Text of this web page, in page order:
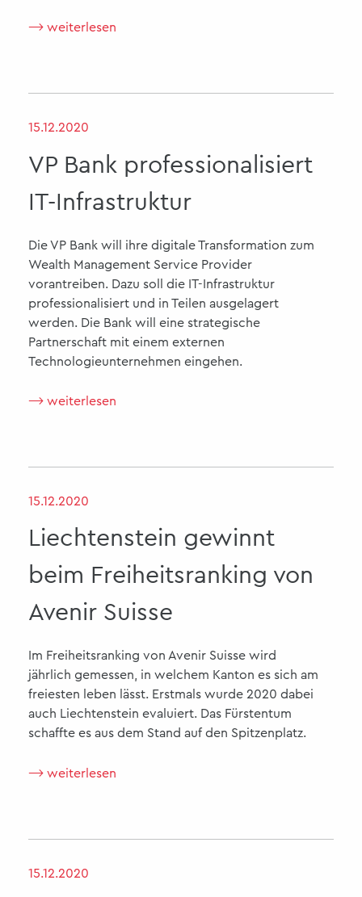
⟶ weiterlesen
15.12.2020
VP Bank professionalisiert
IT-Infrastruktur
Die VP Bank will ihre digitale Transformation zum
Wealth Management Service Provider
vorantreiben. Dazu soll die IT-Infrastruktur
professionalisiert und in Teilen ausgelagert
werden. Die Bank will eine strategische
Partnerschaft mit einem externen
Technologieunternehmen eingehen.
⟶ weiterlesen
15.12.2020
Liechtenstein gewinnt
beim Freiheitsranking von
Avenir Suisse
Im Freiheitsranking von Avenir Suisse wird
jährlich gemessen, in welchem Kanton es sich am
freiesten leben lässt. Erstmals wurde 2020 dabei
auch Liechtenstein evaluiert. Das Fürstentum
schaffte es aus dem Stand auf den Spitzenplatz.
⟶ weiterlesen
15.12.2020